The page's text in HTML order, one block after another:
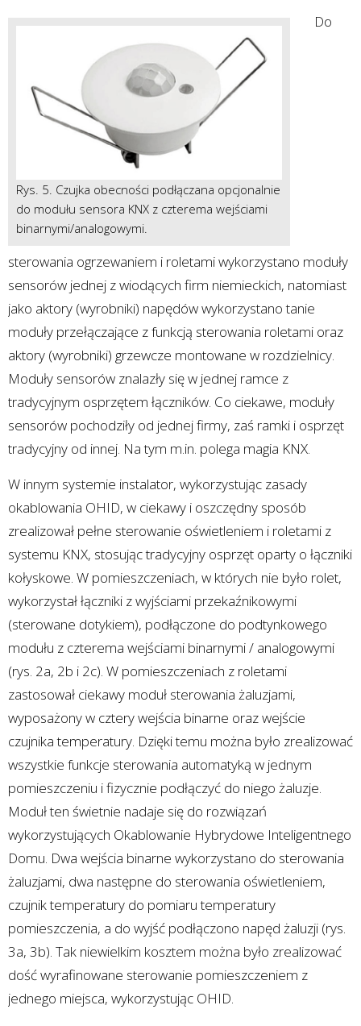
Rys. 5. Czujka obecności podłączana opcjonalnie
do modułu sensora KNX z czterema wejściami
binarnymi/analogowymi.
Do
sterowania ogrzewaniem i roletami wykorzystano moduły
sensorów jednej z wiodących firm niemieckich, natomiast
jako aktory (wyrobniki) napędów wykorzystano tanie
moduły przełączające z funkcją sterowania roletami oraz
aktory (wyrobniki) grzewcze montowane w rozdzielnicy.
Moduły sensorów znalazły się w jednej ramce z
tradycyjnym osprzętem łączników. Co ciekawe, moduły
sensorów pochodziły od jednej firmy, zaś ramki i osprzęt
tradycyjny od innej. Na tym m.in. polega magia KNX.
W innym systemie instalator, wykorzystując zasady
okablowania OHID, w ciekawy i oszczędny sposób
zrealizował pełne sterowanie oświetleniem i roletami z
systemu KNX, stosując tradycyjny osprzęt oparty o łączniki
kołyskowe. W pomieszczeniach, w których nie było rolet,
wykorzystał łączniki z wyjściami przekaźnikowymi
(sterowane dotykiem), podłączone do podtynkowego
modułu z czterema wejściami binarnymi / analogowymi
(rys. 2a, 2b i 2c). W pomieszczeniach z roletami
zastosował ciekawy moduł sterowania żaluzjami,
wyposażony w cztery wejścia binarne oraz wejście
czujnika temperatury. Dzięki temu można było zrealizować
wszystkie funkcje sterowania automatyką w jednym
pomieszczeniu i fizycznie podłączyć do niego żaluzje.
Moduł ten świetnie nadaje się do rozwiązań
wykorzystujących Okablowanie Hybrydowe Inteligentnego
Domu. Dwa wejścia binarne wykorzystano do sterowania
żaluzjami, dwa następne do sterowania oświetleniem,
czujnik temperatury do pomiaru temperatury
pomieszczenia, a do wyjść podłączono napęd żaluzji (rys.
3a, 3b). Tak niewielkim kosztem można było zrealizować
dość wyrafinowane sterowanie pomieszczeniem z
jednego miejsca, wykorzystując OHID.